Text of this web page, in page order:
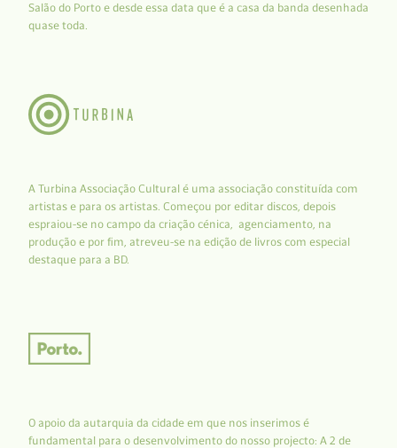
Salão do Porto e desde essa data que é a casa da banda desenhada
quase toda.
A Turbina Associação Cultural é uma associação constituída com
artistas e para os artistas. Começou por editar discos, depois
espraiou-se no campo da criação cénica, agenciamento, na
produção e por fim, atreveu-se na edição de livros com especial
destaque para a BD.
O apoio da autarquia da cidade em que nos inserimos é
fundamental para o desenvolvimento do nosso projecto: A 2 de